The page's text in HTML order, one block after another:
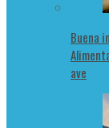
Buena
ave